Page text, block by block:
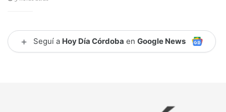
+ Seguí a Hoy Día Córdoba en Google News